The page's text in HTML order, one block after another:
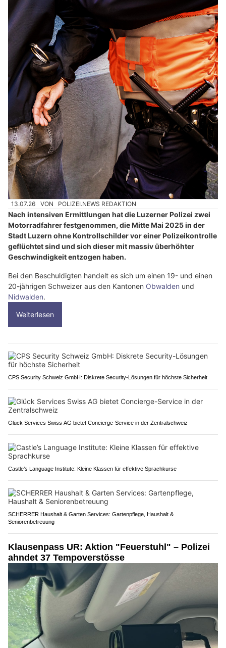
13.07.26 VON POLIZEI.NEWS REDAKTION
Nach intensiven Ermittlungen hat die Luzerner Polizei zwei
Motorradfahrer festgenommen, die Mitte Mai 2025 in der
Stadt Luzern ohne Kontrollschilder vor einer Polizeikontrolle
geflüchtet sind und sich dieser mit massiv überhöhter
Geschwindigkeit entzogen haben.
Bei den Beschuldigten handelt es sich um einen 19- und einen
20-jährigen Schweizer aus den Kantonen Obwalden und
Nidwalden.
Weiterlesen
CPS Security Schweiz GmbH: Diskrete Security-Lösungen für höchste Sicherheit
Glück Services Swiss AG bietet Concierge-Service in der Zentralschweiz
Castle’s Language Institute: Kleine Klassen für effektive Sprachkurse
SCHERRER Haushalt & Garten Services: Gartenpflege, Haushalt &
Seniorenbetreuung
Klausenpass UR: Aktion "Feuerstuhl" – Polizei
ahndet 37 Tempoverstösse